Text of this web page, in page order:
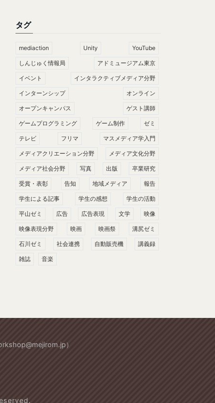
タグ
mediaction Unity YouTube
しんじゅく情報局 アドミュージアム東京
イベント インタラクティブメディア分野
インターンシップ オンライン
オープンキャンパス ゲスト講師
ゲームプログラミング ゲーム制作 ゼミ
テレビ フリマ マスメディア学入門
メディアクリエーション分野 メディア文化分野
メディア社会分野 写真 出版 卒業研究
受賞・表彰 告知 地域メディア 報告
学生による記事 学生の感想 学生の活動
平山ゼミ 広告 広告表現 文学 映像
映像表現分野 映画 映画祭 溝尻ゼミ
石川ゼミ 社会連携 自動販売機 講義録
雑誌 音楽
）